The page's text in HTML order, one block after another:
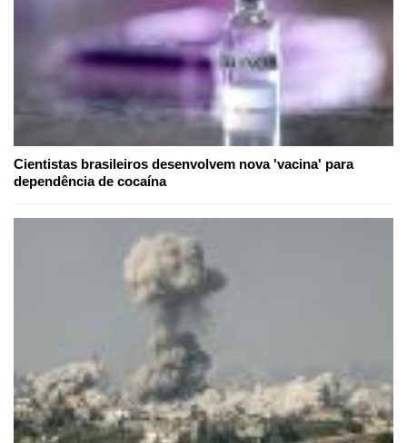
Cientistas brasileiros desenvolvem nova 'vacina' para
dependência de cocaína